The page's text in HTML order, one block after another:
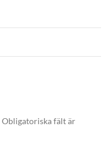
Obligatoriska fält är